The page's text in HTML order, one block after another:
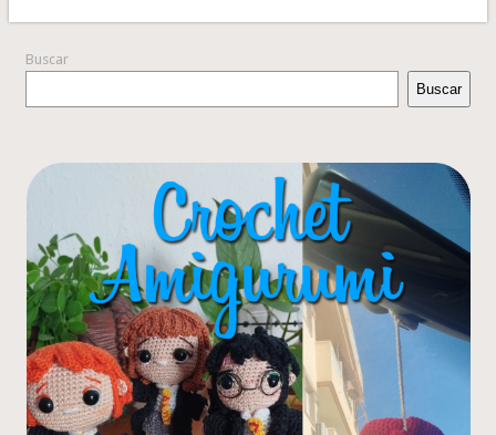
Buscar
Buscar